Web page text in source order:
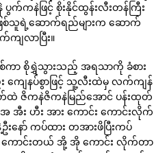
ကနဲဖြင့် စိုးနိုင်ထွန်းလီးတန်ကြီး
ြစ်သူရဲ့ဆောက်ရည်များက ဆောက်
ျလာပြီး။
စ်ကာ စိုရွှဲသွားသည့် အရသာကို ခံစား
ျေနပ်စွာဖြင့် သူ့လီးထဲမှ လက်ကျန်
ထဲ ဇိကနဲဇိကနဲမြည်အောင် ပန်းထုတ်
း ဟီး အား ကောင်း ကောင်းလိုက်
ော် ကပ်ထား တအားဖိပြီးကပ်
ောင်းတယ် အို့ အို ကောင်း လိုက်တာ